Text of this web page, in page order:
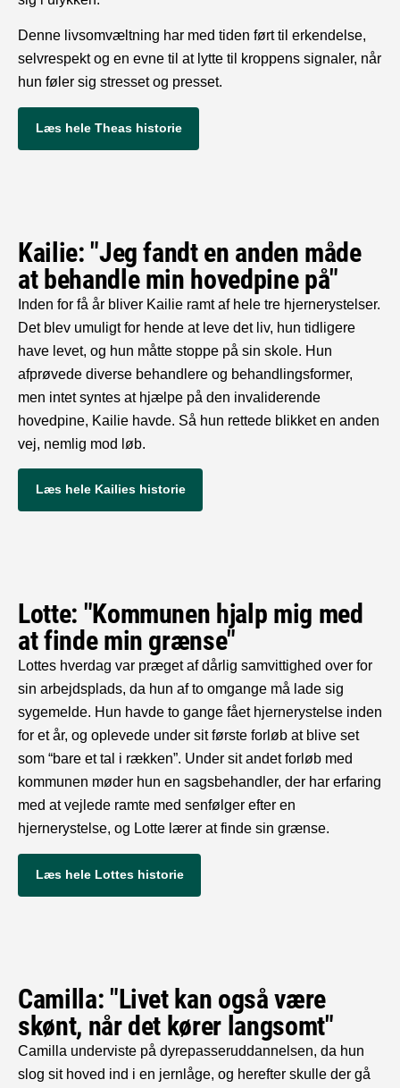
Denne livsomvæltning har med tiden ført til erkendelse,
selvrespekt og en evne til at lytte til kroppens signaler, når
hun føler sig stresset og presset.
Læs hele Theas historie
Kailie: "Jeg fandt en anden måde
at behandle min hovedpine på"
Inden for få år bliver Kailie ramt af hele tre hjernerystelser.
Det blev umuligt for hende at leve det liv, hun tidligere
have levet, og hun måtte stoppe på sin skole. Hun
afprøvede diverse behandlere og behandlingsformer,
men intet syntes at hjælpe på den invaliderende
hovedpine, Kailie havde. Så hun rettede blikket en anden
vej, nemlig mod løb.
Læs hele Kailies historie
Lotte: "Kommunen hjalp mig med
at finde min grænse"
Lottes hverdag var præget af dårlig samvittighed over for
sin arbejdsplads, da hun af to omgange må lade sig
sygemelde. Hun havde to gange fået hjernerystelse inden
for et år, og oplevede under sit første forløb at blive set
som “bare et tal i rækken”. Under sit andet forløb med
kommunen møder hun en sagsbehandler, der har erfaring
med at vejlede ramte med senfølger efter en
hjernerystelse, og Lotte lærer at finde sin grænse.
Læs hele Lottes historie
Camilla: "Livet kan også være
skønt, når det kører langsomt"
Camilla underviste på dyrepasseruddannelsen, da hun
slog sit hoved ind i en jernlåge, og herefter skulle der gå